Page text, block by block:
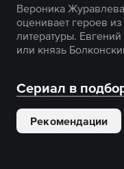
Вероника Журавлева
оценивает героев из
литературы.
или князь
Сериал в
Рекомендации